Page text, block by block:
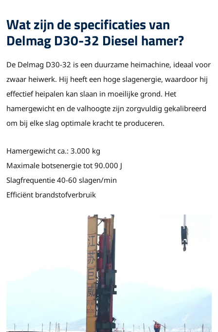
Wat zijn de specificaties van
Delmag D30-32 Diesel hamer?
De Delmag D30-32 is een duurzame heimachine, ideaal voor
zwaar heiwerk. Hij heeft een hoge slagenergie, waardoor hij
effectief heipalen kan slaan in moeilijke grond. Het
hamergewicht en de valhoogte zijn zorgvuldig gekalibreerd
om bij elke slag optimale kracht te produceren.
Hamergewicht ca.: 3.000 kg
Maximale botsenergie tot 90.000 J
Slagfrequentie 40-60 slagen/min
Efficiënt brandstofverbruik